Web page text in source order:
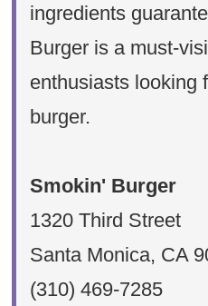
ingredients
Burger is a must-
enthusiasts looking
burger.
Smokin' Burger
1320 Third Street
Santa Monica, CA
(310) 469-7285